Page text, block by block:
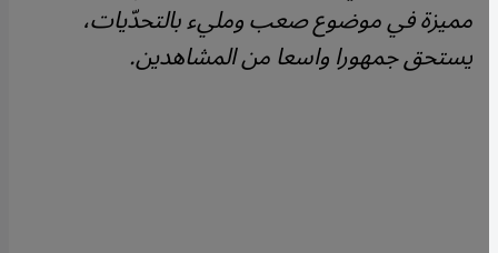
مميزة في موضوع صعب ومليء بالتحدّيات،
يستحق جمهورا واسعا من المشاهدين.